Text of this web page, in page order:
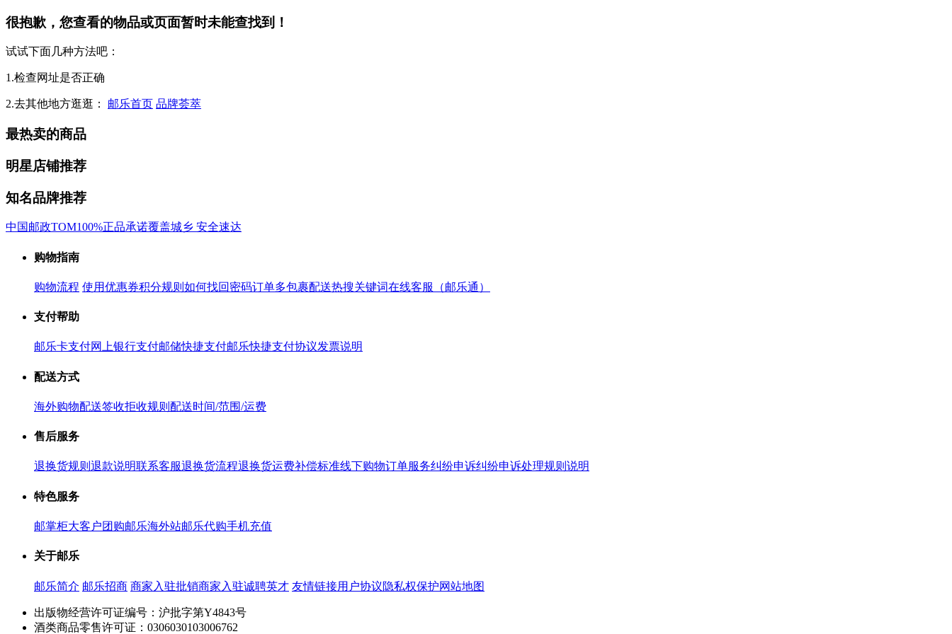
很抱歉，您查看的物品或页面暂时未能查找到！
试试下面几种方法吧：
1.检查网址是否正确
2.去其他地方逛逛： 邮乐首页 品牌荟萃
最热卖的商品
明星店铺推荐
知名品牌推荐
中国邮政TOM100%正品承诺覆盖城乡 安全速达
购物指南
购物流程 使用优惠券积分规则 如何找回密码订单多包裹配送热搜关键词在线客服（邮乐通）
支付帮助
邮乐卡支付网上银行支付邮储快捷支付邮乐快捷支付协议发票说明
配送方式
海外购物配送签收拒收规则 配送时间/范围/运费
售后服务
退换货规则 退款说明联系客服退换货流程退换货运费补偿标准线下购物订单服务纠纷申诉纠纷申诉处理规则说明
特色服务
邮掌柜大客户团购邮乐海外站邮乐代购手机充值
关于邮乐
邮乐简介 邮乐招商 商家入驻批销商家入驻诚聘英才 友情链接用户协议隐私权保护网站地图
出版物经营许可证编号：沪批字第Y4843号
酒类商品零售许可证：0306030103006762